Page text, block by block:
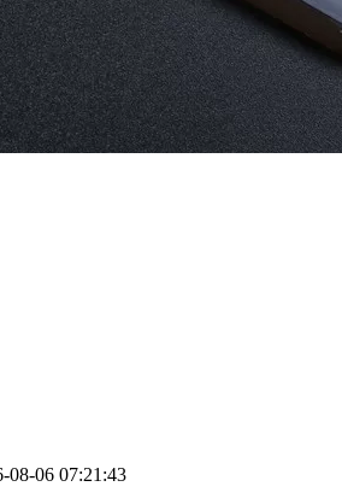
06 07:21:43